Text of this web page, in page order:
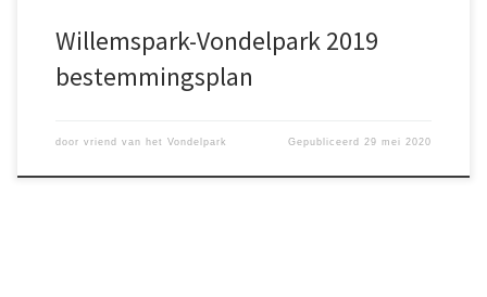
Willemspark-Vondelpark 2019
bestemmingsplan
door vriend van het Vondelpark Gepubliceerd29 mei 2020